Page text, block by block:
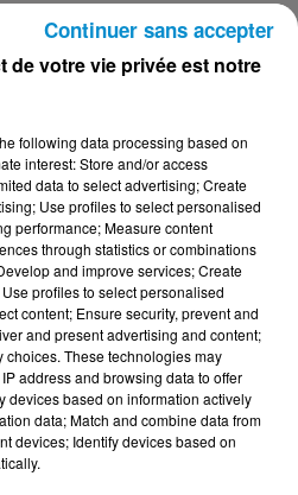
- 24/07/26
de votre vie privée est notre
following data processing based on
interest: Store and/or access
data to select advertising; Create
Use profiles to select personalised
performance; Measure content
through statistics or combinations
and improve services; Create
profiles to select personalised
content; Ensure security, prevent and
and present advertising and content;
These technologies may
address and browsing data to offer
devices based on information actively
data; Match and combine data from
devices; Identify devices based on
Continuer sans accepter